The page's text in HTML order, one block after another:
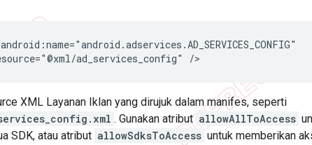
android:name="android.adservices.AD_SERVICES_CONFIG"
ad_services_config"
XML Layanan Iklan yang dirujuk dalam manifes, seperti
. Gunakan atribut allowAllToAccess
SDK, atau atribut allowSdksToAccess untuk memberikan